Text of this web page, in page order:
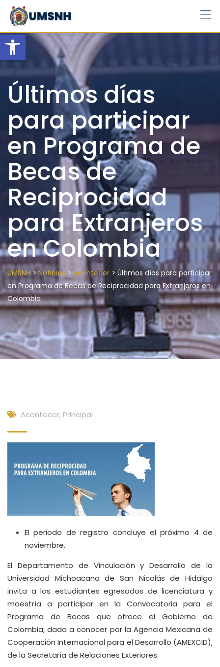
Open toolbar
Skip
content
Últimos días
para participar
en Programa de
Becas de
Reciprocidad
para Extranjeros
en Colombia
UMSNH> Noticias > Acontecer > Últimos días para participar
en Programa de Becas de Reciprocidad para Extranjeros en
Colombia
Acontecer, Principal
El periodo de registro concluye el próximo 4 de
noviembre.
El Departamento de Vinculación y Desarrollo de la
Universidad Michoacana de San Nicolás de Hidalgo
invita a los estudiantes egresados de licenciatura y
maestría a participar en la Convocatoria para el
Programa de Becas que ofrece el Gobierno de
Colombia, dada a conocer por la Agencia Mexicana de
Cooperación Internacional para el Desarrollo (AMEXCID),
de la Secretaría de Relaciones Exteriores.